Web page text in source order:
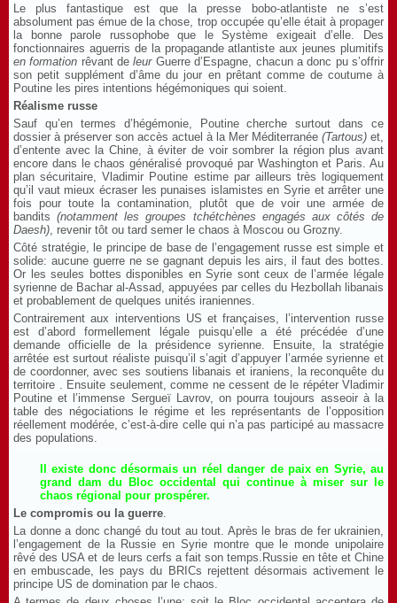
Le plus fantastique est que la presse bobo-atlantiste ne s’est
absolument pas émue de la chose, trop occupée qu’elle était à propager
la bonne parole russophobe que le Système exigeait d’elle. Des
fonctionnaires aguerris de la propagande atlantiste aux jeunes plumitifs
en formation rêvant deleurGuerre d’Espagne, chacun a donc pu s’offrir
son petit supplément d’âme du jour en prêtant comme de coutume à
Poutine les pires intentions hégémoniques qui soient.
Réalisme russe
Sauf qu’en termes d’hégémonie, Poutine cherche surtout dans ce
dossier à préserver son accès actuel à la Mer Méditerranée (Tartous) et,
d’entente avec la Chine, à éviter de voir sombrer la région plus avant
encore dans le chaos généralisé provoqué par Washington et Paris. Au
plan sécuritaire, Vladimir Poutine estime par ailleurs très logiquement
qu’il vaut mieux écraser les punaises islamistes en Syrie et arrêter une
fois pour toute la contamination, plutôt que de voir une armée de
bandits(notamment les groupes tchétchènes engagés aux côtés de
Daesh), revenir tôt ou tard semer le chaos à Moscou ou Grozny.
Côté stratégie, le principe de base de l’engagement russe est simple et
solide: aucune guerre ne se gagnant depuis les airs, il faut des bottes.
Or les seules bottes disponibles en Syrie sont ceux de l’armée légale
syrienne de Bachar al-Assad, appuyées par celles du Hezbollah libanais
et probablement de quelques unités iraniennes.
Contrairement aux interventions US et françaises, l’intervention russe
est d’abord formellement légale puisqu’elle a été précédée d’une
demande officielle de la présidence syrienne. Ensuite, la stratégie
arrêtée est surtout réaliste puisqu’il s’agit d’appuyer l’armée syrienne et
de coordonner, avec ses soutiens libanais et iraniens, la reconquête du
territoire . Ensuite seulement, comme ne cessent de le répéter Vladimir
Poutine et l’immense Sergueï Lavrov, on pourra toujours asseoir à la
table des négociations le régime et les représentants de l’opposition
réellement modérée, c’est-à-dire celle qui n’a pas participé au massacre
des populations.
Il existe donc désormais un réel danger de paix en Syrie, au
grand dam du Bloc occidental qui continue à miser sur le
chaos régional pour prospérer.
Le compromis ou la guerre.
La donne a donc changé du tout au tout. Après le bras de fer ukrainien,
l’engagement de la Russie en Syrie montre que le monde unipolaire
rêvé des USA et de leurs cerfs a fait son temps.Russie en tête et Chine
en embuscade, les pays du BRICs rejettent désormais activement le
principe US de domination par le chaos.